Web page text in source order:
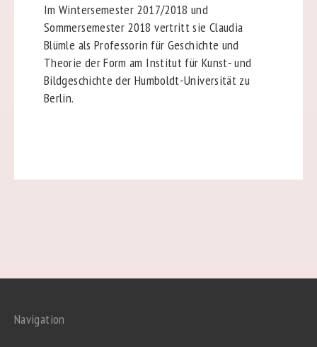
Im Wintersemester 2017/2018 und
Sommersemester 2018 vertritt sie Claudia
Blümle als Professorin für Geschichte und
Theorie der Form am Institut für Kunst- und
Bildgeschichte der Humboldt-Universität zu
Berlin.
Navigation